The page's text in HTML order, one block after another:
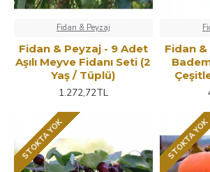
Fidan & Peyzaj
Fidan & Peyzaj - 9 Adet
Aşılı Meyve Fidanı Seti (2
Yaş / Tüplü)
1.272,72TL
Fidan
STOKTA YOK STOKTA YOK